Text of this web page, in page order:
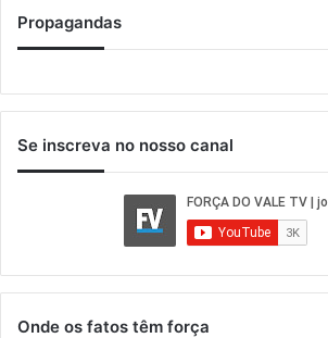
Propagandas
Se inscreva no nosso canal
Onde os fatos têm força